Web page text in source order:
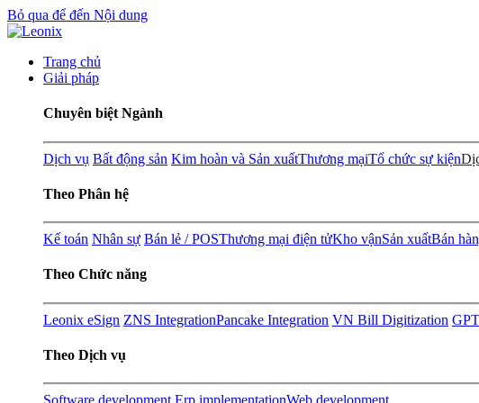
Bỏ qua để đến Nội dung
Trang chủ
Giải pháp
Chuyên biệt Ngành
Dịch vụ Bất động sản Kim hoàn và Sản xuấtThương mạiTổ chức sự kiện
Theo Phân hệ
Kế toán Nhân sự Bán lẻ / POSThương mại điện tửKho vậnSản xuấtBán
Theo Chức năng
Leonix eSign ZNS IntegrationPancake Integration VN Bill Digitization
Theo Dịch vụ